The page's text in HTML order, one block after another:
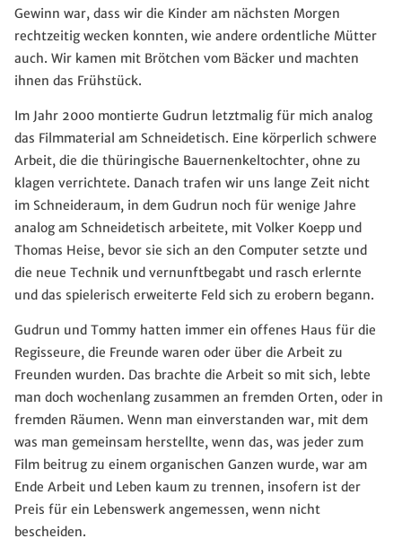
Gewinn war, dass wir die Kinder am nächsten Morgen
rechtzeitig wecken konnten, wie andere ordentliche Mütter
auch. Wir kamen mit Brötchen vom Bäcker und machten
ihnen das Frühstück.
Im Jahr 2000 montierte Gudrun letztmalig für mich analog
das Filmmaterial am Schneidetisch. Eine körperlich schwere
Arbeit, die die thüringische Bauernenkeltochter, ohne zu
klagen verrichtete. Danach trafen wir uns lange Zeit nicht
im Schneideraum, in dem Gudrun noch für wenige Jahre
analog am Schneidetisch arbeitete, mit Volker Koepp und
Thomas Heise, bevor sie sich an den Computer setzte und
die neue Technik und vernunftbegabt und rasch erlernte
und das spielerisch erweiterte Feld sich zu erobern begann.
Gudrun und Tommy hatten immer ein offenes Haus für die
Regisseure, die Freunde waren oder über die Arbeit zu
Freunden wurden. Das brachte die Arbeit so mit sich, lebte
man doch wochenlang zusammen an fremden Orten, oder in
fremden Räumen. Wenn man einverstanden war, mit dem
was man gemeinsam herstellte, wenn das, was jeder zum
Film beitrug zu einem organischen Ganzen wurde, war am
Ende Arbeit und Leben kaum zu trennen, insofern ist der
Preis für ein Lebenswerk angemessen, wenn nicht
bescheiden.